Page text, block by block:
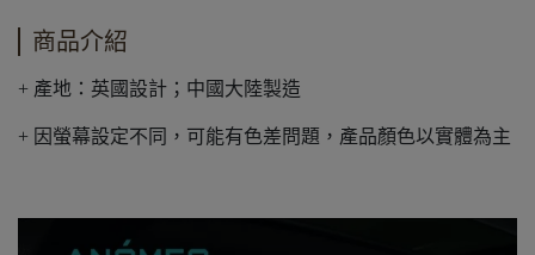
商品介紹
+ 產地：英國設計；中國大陸製造
+ 因螢幕設定不同，可能有色差問題，產品顏色以實體為主